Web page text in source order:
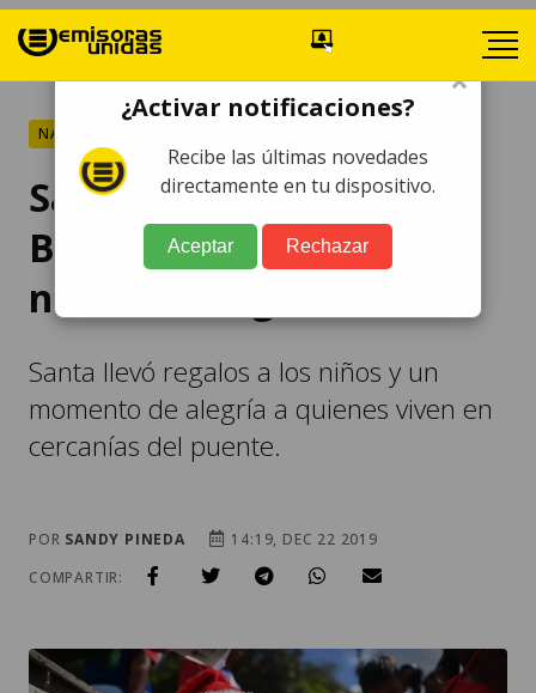
NACIONALES
Santa baja del puente
Belice y sorprende a los
niños con regalos
Santa llevó regalos a los niños y un
momento de alegría a quienes viven en
cercanías del puente.
POR SANDY PINEDA
14:19, DEC 22 2019
COMPARTIR:
×
¿Activar notificaciones?
Recibe las últimas novedades
directamente en tu dispositivo.
Aceptar Rechazar